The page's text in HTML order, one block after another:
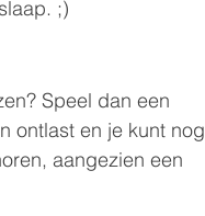
;)
Speel dan een
ontlast en je kunt nog
aangezien een